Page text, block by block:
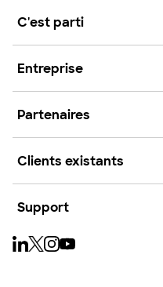
C'est parti
Entreprise
Partenaires
Clients existants
Support